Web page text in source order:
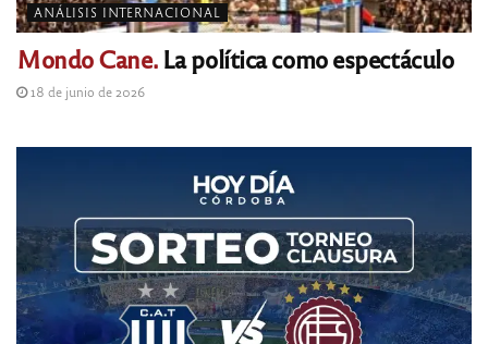
ANÁLISIS INTERNACIONAL
Mondo Cane.La política como espectáculo
18 de junio de 2026